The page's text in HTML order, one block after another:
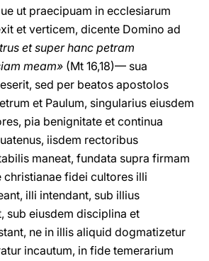
ut praecipuam in ecclesiarum
et verticem, dicente Domino ad
et super hanc petram
meam» (Mt 16,18)— sua
sed per beatos apostolos
et Paulum, singularius eiusdem
pia benignitate et continua
iisdem rectoribus
maneat, fundata supra firmam
christianae fidei cultores illi
illi intendant, sub illius
sub eiusdem disciplina et
ne in illis aliquid dogmatizetur
incautum, in fide temerarium